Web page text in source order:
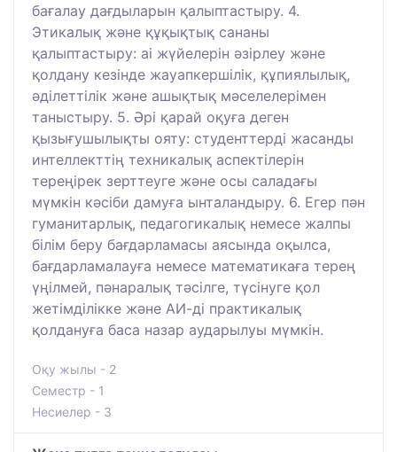
бағалау дағдыларын қалыптастыру. 4.
Этикалық және құқықтық сананы
қалыптастыру: ai жүйелерін әзірлеу және
қолдану кезінде жауапкершілік, құпиялылық,
әділеттілік және ашықтық мәселелерімен
таныстыру. 5. Әрі қарай оқуға деген
қызығушылықты ояту: студенттерді жасанды
интеллекттің техникалық аспектілерін
тереңірек зерттеуге және осы саладағы
мүмкін кәсіби дамуға ынталандыру. 6. Егер пән
гуманитарлық, педагогикалық немесе жалпы
білім беру бағдарламасы аясында оқылса,
бағдарламалауға немесе математикаға терең
үңілмей, пәнаралық тәсілге, түсінуге қол
жетімділікке және АИ-ді практикалық
қолдануға баса назар аударылуы мүмкін.
Оқу жылы - 2
Семестр - 1
Несиелер - 3